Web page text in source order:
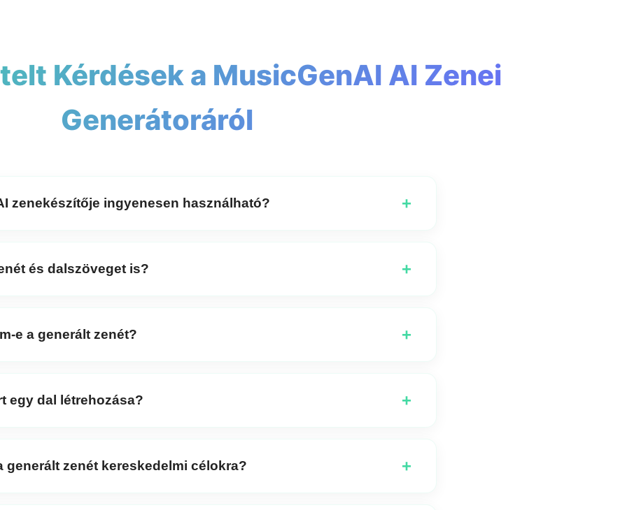
Kérdések a MusicGenAI AI Zenei
Generátoráról
zenekészítője ingyenesen használható? +
és dalszöveget is? +
e a generált zenét? +
egy dal létrehozása? +
generált zenét kereskedelmi célokra? +